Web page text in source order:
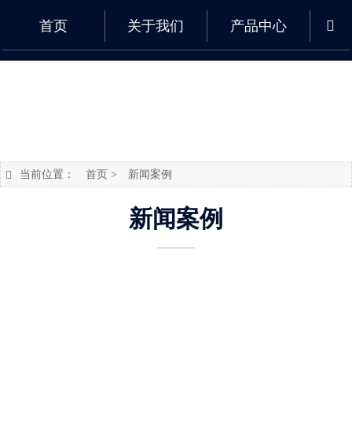
首页 关于我们 产品中心 
 当前位置： 首页 > 新闻案例
新闻案例
———